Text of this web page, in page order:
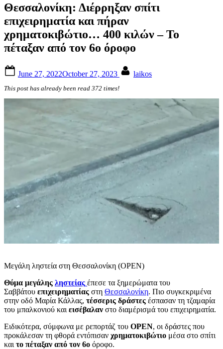
Θεσσαλονίκη: Διέρρηξαν σπίτι
επιχειρηματία και πήραν
χρηματοκιβώτιο… 400 κιλών – Το
πέταξαν από τον 6ο όροφο
on
June 27, 2022October 27, 2023 laikos
This post has already been read 372 times!
Μεγάλη ληστεία στη Θεσσαλονίκη (OPEN)
Θύμα μεγάλης ληστείας έπεσε τα ξημερώματα του
Σαββάτου επιχειρηματίας στη Θεσσαλονίκη. Πιο συγκεκριμένα
στην οδό Μαρία Κάλλας, τέσσερις δράστες έσπασαν τη τζαμαρία
του μπαλκονιού και εισέβαλαν στο διαμέρισμά του επιχειρηματία.
Ειδικότερα, σύμφωνα με ρεπορτάζ του OPEN, οι δράστες που
προκάλεσαν τη φθορά εντόπισαν χρηματοκιβώτιο μέσα στο σπίτι
και το πέταξαν από τον 6ο όροφο.